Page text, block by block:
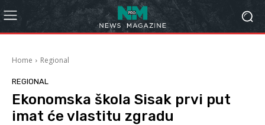
Home Regional
REGIONAL
Ekonomska škola Sisak prvi put
imat će vlastitu zgradu